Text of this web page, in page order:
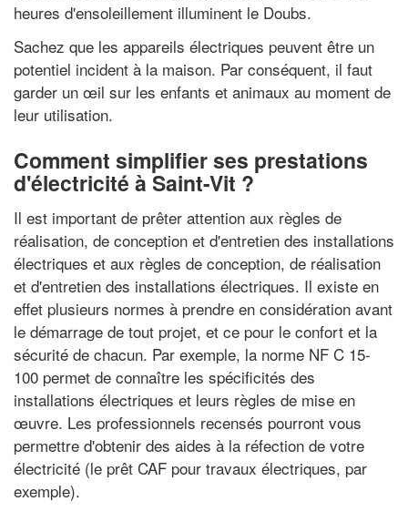
heures d'ensoleillement illuminent le Doubs.
Sachez que les appareils électriques peuvent être un
potentiel incident à la maison. Par conséquent, il faut
garder un œil sur les enfants et animaux au moment de
leur utilisation.
Comment simplifier ses prestations
d'électricité à Saint-Vit ?
Il est important de prêter attention aux règles de
réalisation, de conception et d'entretien des installations
électriques et aux règles de conception, de réalisation
et d'entretien des installations électriques. Il existe en
effet plusieurs normes à prendre en considération avant
le démarrage de tout projet, et ce pour le confort et la
sécurité de chacun. Par exemple, la norme NF C 15-
100 permet de connaître les spécificités des
installations électriques et leurs règles de mise en
œuvre. Les professionnels recensés pourront vous
permettre d'obtenir des aides à la réfection de votre
électricité (le prêt CAF pour travaux électriques, par
exemple).